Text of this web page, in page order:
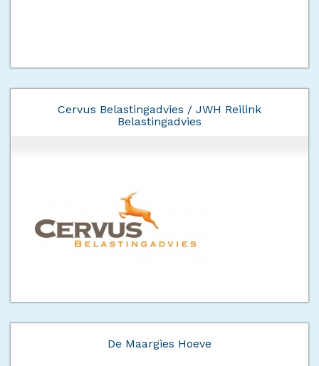
Cervus Belastingadvies / JWH Reilink
Belastingadvies
De Maargies Hoeve